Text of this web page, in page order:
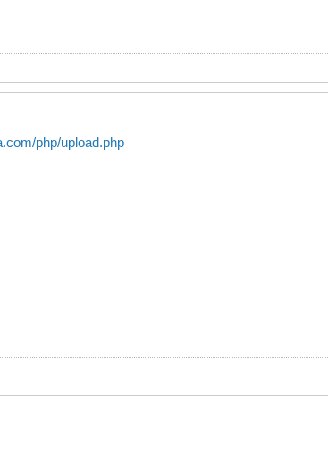
php/upload.php